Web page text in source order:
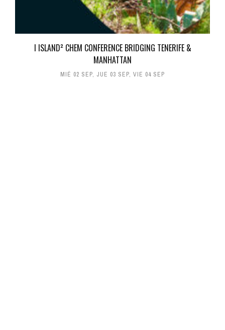
I ISLAND² CHEM CONFERENCE BRIDGING TENERIFE &
MANHATTAN
MIÉ 02 SEP, JUE 03 SEP, VIE 04 SEP